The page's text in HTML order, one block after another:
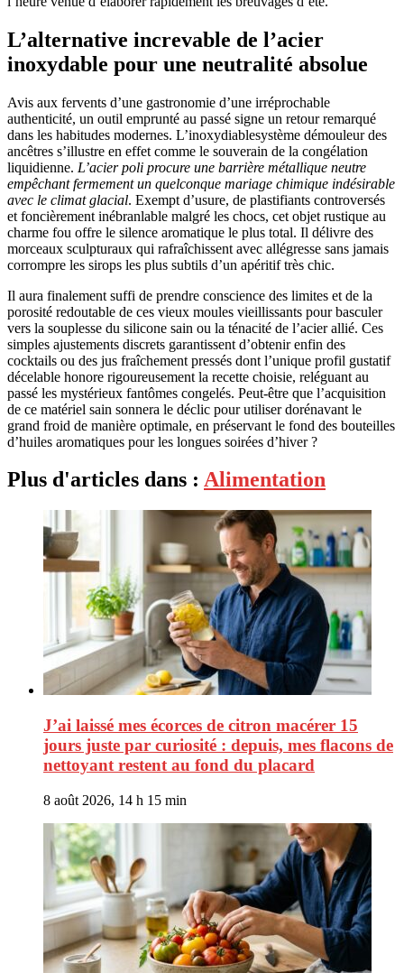
L’alternative increvable de l’acier
inoxydable pour une neutralité absolue
Avis aux fervents d’une gastronomie d’une irréprochable
authenticité, un outil emprunté au passé signe un retour remarqué
dans les habitudes modernes. L’inoxydiablesystème démouleur des
ancêtres s’illustre en effet comme le souverain de la congélation
liquidienne. L’acier poli procure une barrière métallique neutre
empêchant fermement un quelconque mariage chimique indésirable
avec le climat glacial. Exempt d’usure, de plastifiants controversés
et foncièrement inébranlable malgré les chocs, cet objet rustique au
charme fou offre le silence aromatique le plus total. Il délivre des
morceaux sculpturaux qui rafraîchissent avec allégresse sans jamais
corrompre les sirops les plus subtils d’un apéritif très chic.
Il aura finalement suffi de prendre conscience des limites et de la
porosité redoutable de ces vieux moules vieillissants pour basculer
vers la souplesse du silicone sain ou la ténacité de l’acier allié. Ces
simples ajustements discrets garantissent d’obtenir enfin des
cocktails ou des jus fraîchement pressés dont l’unique profil gustatif
décelable honore rigoureusement la recette choisie, reléguant au
passé les mystérieux fantômes congelés. Peut-être que l’acquisition
de ce matériel sain sonnera le déclic pour utiliser dorénavant le
grand froid de manière optimale, en préservant le fond des bouteilles
d’huiles aromatiques pour les longues soirées d’hiver ?
Plus d'articles dans : Alimentation
J’ai laissé mes écorces de citron macérer 15
jours juste par curiosité : depuis, mes flacons de
nettoyant restent au fond du placard
8 août 2026, 14 h 15 min